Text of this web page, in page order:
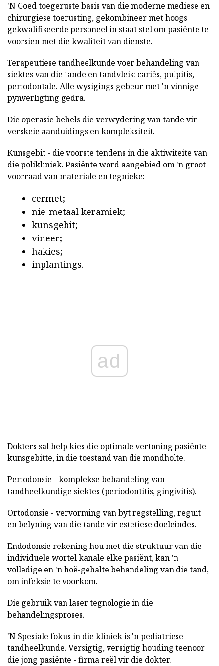
'N Goed toegeruste basis van die moderne mediese en
chirurgiese toerusting, gekombineer met hoogs
gekwalifiseerde personeel in staat stel om pasiënte te
voorsien met die kwaliteit van dienste.
Terapeutiese tandheelkunde voer behandeling van
siektes van die tande en tandvleis: cariës, pulpitis,
periodontale. Alle wysigings gebeur met 'n vinnige
pynverligting gedra.
Die operasie behels die verwydering van tande vir
verskeie aanduidings en kompleksiteit.
Kunsgebit - die voorste tendens in die aktiwiteite van
die polikliniek. Pasiënte word aangebied om 'n groot
voorraad van materiale en tegnieke:
cermet;
nie-metaal keramiek;
kunsgebit;
vineer;
hakies;
inplantings.
ad
Dokters sal help kies die optimale vertoning pasiënte
kunsgebitte, in die toestand van die mondholte.
Periodonsie - komplekse behandeling van
tandheelkundige siektes (periodontitis, gingivitis).
Ortodonsie - vervorming van byt regstelling, reguit
en belyning van die tande vir estetiese doeleindes.
Endodonsie rekening hou met die struktuur van die
individuele wortel kanale elke pasiënt, kan 'n
volledige en 'n hoë-gehalte behandeling van die tand,
om infeksie te voorkom.
Die gebruik van laser tegnologie in die
behandelingsproses.
'N Spesiale fokus in die kliniek is 'n pediatriese
tandheelkunde. Versigtig, versigtig houding teenoor
die jong pasiënte - firma reël vir die dokter.